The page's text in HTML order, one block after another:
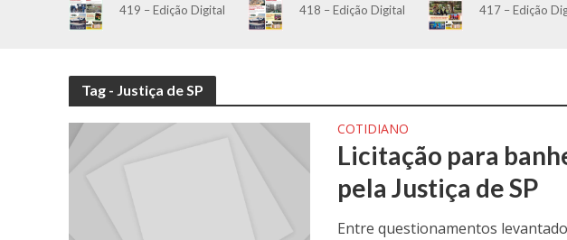
419 – Edição Digital 418 – Edição Digital 417 – Edição
Tag - Justiça de SP
COTIDIANO
Licitação para
pela Justiça de SP
Entre questionamentos